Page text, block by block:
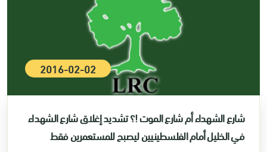
2016-02-02
شارع الشهداء أم شارع الموت !؟ تشديد إغلاق شارع الشهداء
في الخليل أمام الفلسطينيين ليصبح للمستعمرين فقط